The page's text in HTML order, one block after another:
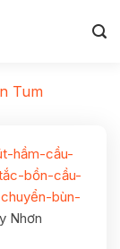
Tum
hầm-cầu-
bồn-cầu-
bùn-
Nhơn